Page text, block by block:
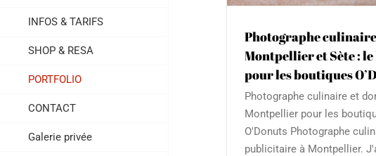
INFOS & TARIFS
SHOP & RESA
PORTFOLIO
CONTACT
Galerie privée
Photographe
Montpellier et Sète : le
pour les boutiques
Photographe culinaire et
Montpellier pour les
O'Donuts Photographe
publicitaire à Montpellier.